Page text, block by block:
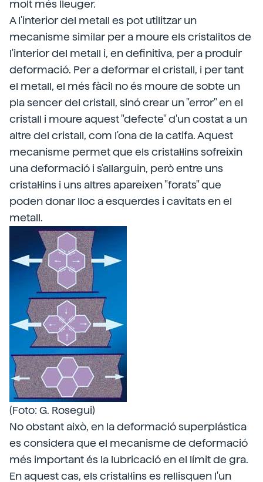
molt més lleuger.
A l'interior del metall es pot utilitzar un
mecanisme similar per a moure els cristalitos de
l'interior del metall i, en definitiva, per a produir
deformació. Per a deformar el cristall, i per tant
el metall, el més fàcil no és moure de sobte un
pla sencer del cristall, sinó crear un "error" en el
cristall i moure aquest "defecte" d'un costat a un
altre del cristall, com l'ona de la catifa. Aquest
mecanisme permet que els cristal·lins sofreixin
una deformació i s'allarguin, però entre uns
cristal·lins i uns altres apareixen "forats" que
poden donar lloc a esquerdes i cavitats en el
metall.
(Foto: G. Rosegui)
No obstant això, en la deformació superplástica
es considera que el mecanisme de deformació
més important és la lubricació en el límit de gra.
En aquest cas, els cristal·lins es rellisquen l'un